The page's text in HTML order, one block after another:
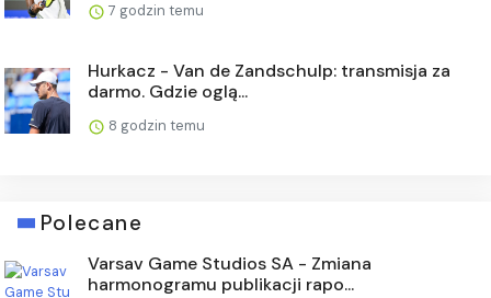
7 godzin temu
Hurkacz - Van de Zandschulp: transmisja za
darmo. Gdzie oglą...
8 godzin temu
Polecane
Varsav Game Studios SA - Zmiana
harmonogramu publikacji rapo...